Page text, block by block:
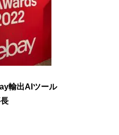
輸出AIツール